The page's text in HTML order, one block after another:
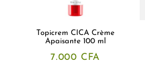
Topicrem CICA Crème
Apaisante 100 ml
7.000 CFA